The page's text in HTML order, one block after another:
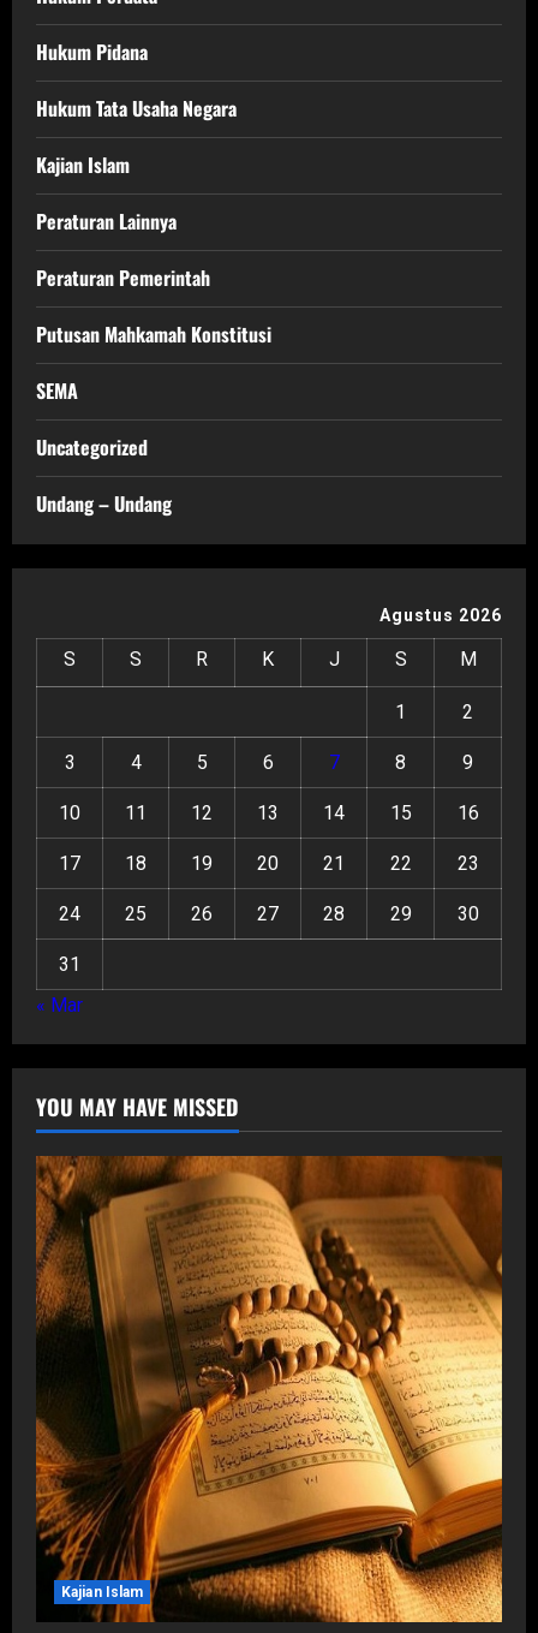
Hukum Pidana
Hukum Tata Usaha Negara
Kajian Islam
Peraturan Lainnya
Peraturan Pemerintah
Putusan Mahkamah Konstitusi
SEMA
Uncategorized
Undang – Undang
Agustus 2026
S S R K J S M
1 2
3 4 5 6 7 8 9
10 11 12 13 14 15 16
17 18 19 20 21 22 23
24 25 26 27 28 29 30
31
« Mar
YOU MAY HAVE MISSED
Kajian Islam